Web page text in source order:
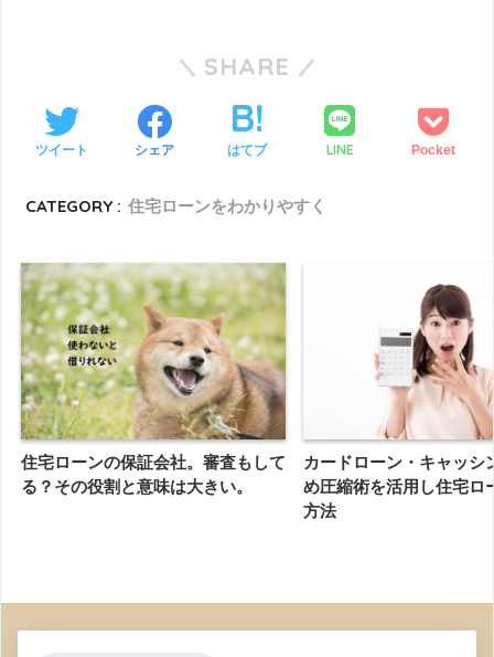
SHARE
ツイート シェア はてブ LINE Pocket
CATEGORY : 住宅ローンをわかりやすく
住宅ローンの保証会社。審査もして
る？その役割と意味は大きい。
カードローン・キャッシ
め圧縮術を活用し住宅ロ
方法